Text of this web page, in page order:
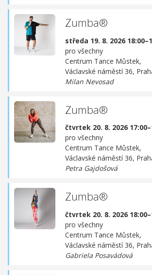
Zumba®
středa 19. 8. 2026
pro všechny
Centrum Tance Můstek,
Václavské náměstí 36,
Milan Nevosad
Zumba®
čtvrtek 20. 8. 2026
pro všechny
Centrum Tance Můstek,
Václavské náměstí 36,
Petra Gajdošová
Zumba®
čtvrtek 20. 8. 2026
pro všechny
Centrum Tance Můstek,
Václavské náměstí 36,
Gabriela Posavádová